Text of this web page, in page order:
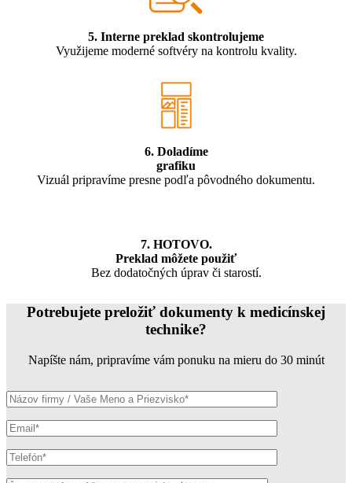
5. Interne preklad skontrolujeme
Využijeme moderné softvéry na kontrolu kvality.
6. Doladíme
grafiku
Vizuál pripravíme presne podľa pôvodného dokumentu.
7. HOTOVO.
Preklad môžete použiť
Bez dodatočných úprav či starostí.
Potrebujete preložiť dokumenty k medicínskej
technike?
Napíšte nám, pripravíme vám ponuku na mieru do 30 minút